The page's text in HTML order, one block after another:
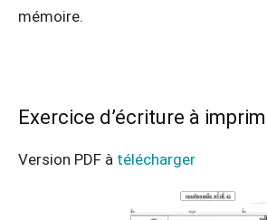
mémoire.
Exercice d’écriture à
Version PDF à télécharger